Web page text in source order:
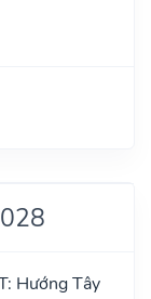
Hướng Tây